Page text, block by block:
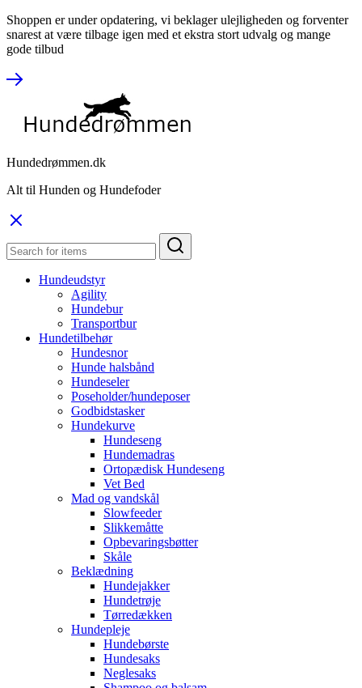
Shoppen er under opdatering, vi beklager ulejligheden og forventer
snarest at være tilbage igen med et ekstra stort udvalg og mange
gode tilbud
Hundedrømmen.dk
Alt til Hunden og Hundefoder
Hundeudstyr
Agility
Hundebur
Transportbur
Hundetilbehør
Hundesnor
Hunde halsbånd
Hundeseler
Poseholder/hundeposer
Godbidstasker
Hundekurve
Hundeseng
Hundemadras
Ortopædisk Hundeseng
Vet Bed
Mad og vandskål
Slowfeeder
Slikkemåtte
Opbevaringsbøtter
Skåle
Beklædning
Hundejakker
Hundetrøje
Tørredækken
Hundepleje
Hundebørste
Hundesaks
Neglesaks